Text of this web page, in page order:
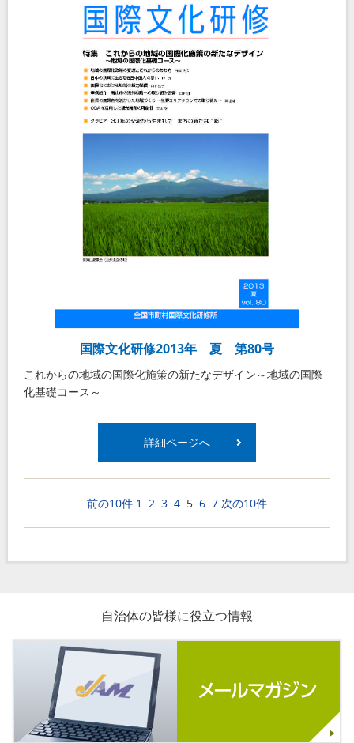
国際文化研修2013年 夏 第80号
これからの地域の国際化施策の新たなデザイン～地域の国際
化基礎コース～
詳細ページへ
前の10件 1 2 3 4 5 6 7 次の10件
自治体の皆様に役立つ情報